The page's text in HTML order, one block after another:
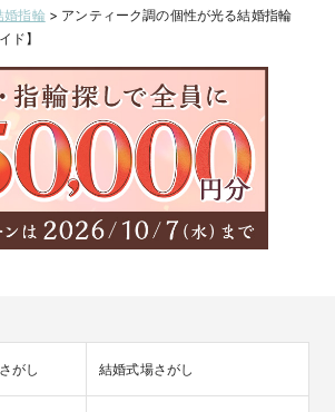
婚指輪 > アンティーク調の個性が光る結婚指輪
ド】
がし 結婚式場さがし